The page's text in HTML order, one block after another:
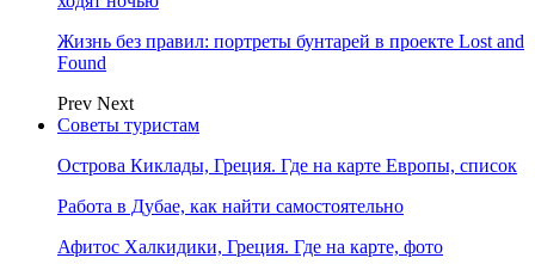
Жизнь без правил: портреты бунтарей в проекте Lost and
Found
Prev Next
Советы туристам
Острова Киклады, Греция. Где на карте Европы, список
Работа в Дубае, как найти самостоятельно
Афитос Халкидики, Греция. Где на карте, фото